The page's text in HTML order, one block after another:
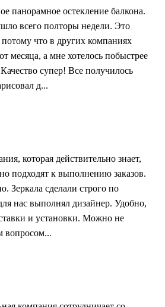
панорамное остекление балкона.
всего полторы недели. Это
что в других компаниях
месяца, а мне хотелось побыстрее
супер! Все получилось
д...
которая действительно знает,
подходят к выполнению заказов.
Зеркала сделали строго по
нас выполнял дизайнер. Удобно,
и установки. Можно не
вопросом...